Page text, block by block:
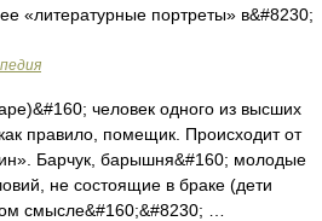
«литературные портреты» в&#8230;
человек одного из высших
правило, помещик. Происходит от
Барчук, барышня&#160; молодые
не состоящие в браке (дети
смысле&#160;&#8230; …